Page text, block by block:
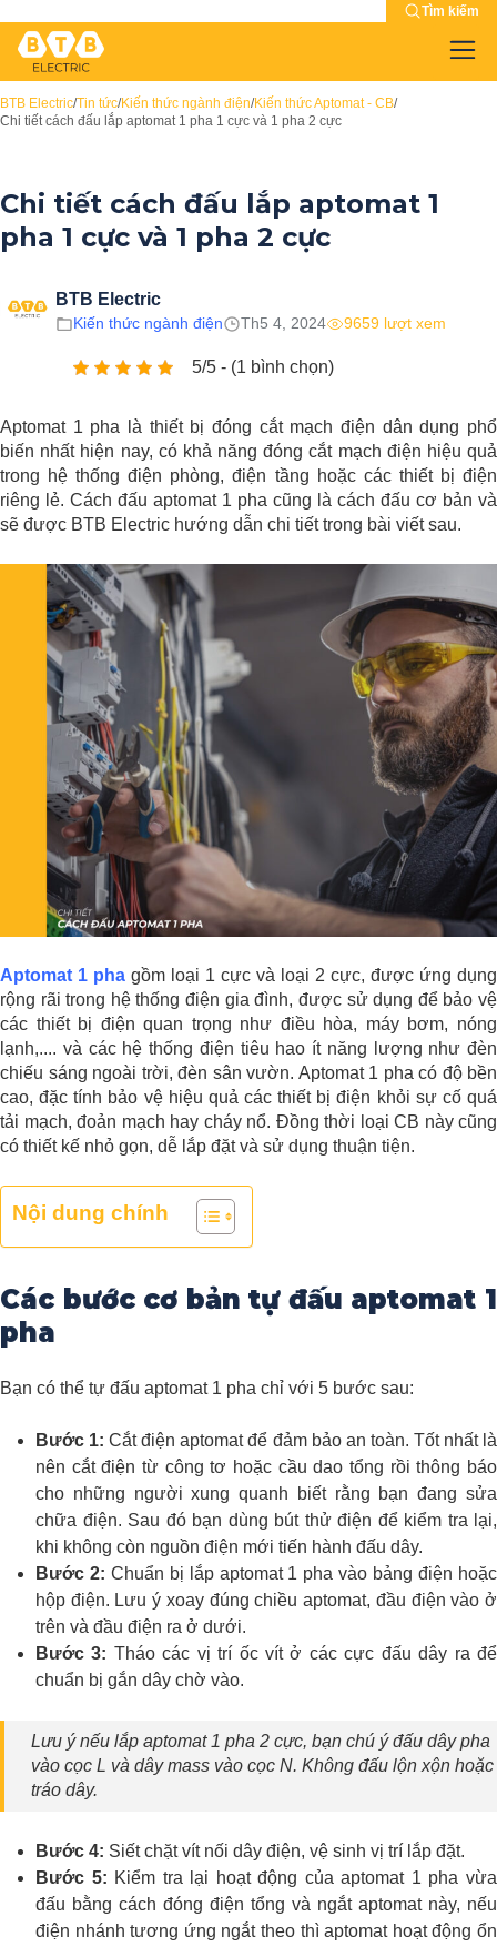
Tìm kiếm
BTB Electric/Tin tức/Kiến thức ngành điện/Kiến thức Aptomat - CB/
Chi tiết cách đấu lắp aptomat 1 pha 1 cực và 1 pha 2 cực
Chi tiết cách đấu lắp aptomat 1
pha 1 cực và 1 pha 2 cực
BTB Electric
Kiến thức ngành điện Th5 4, 2024 9659 lượt xem
5/5 - (1 bình chọn)
Aptomat 1 pha là thiết bị đóng cắt mạch điện dân dụng phổ
biến nhất hiện nay, có khả năng đóng cắt mạch điện hiệu quả
trong hệ thống điện phòng, điện tầng hoặc các thiết bị điện
riêng lẻ. Cách đấu aptomat 1 pha cũng là cách đấu cơ bản và
sẽ được BTB Electric hướng dẫn chi tiết trong bài viết sau.
Aptomat 1 pha gồm loại 1 cực và loại 2 cực, được ứng dụng
rộng rãi trong hệ thống điện gia đình, được sử dụng để bảo vệ
các thiết bị điện quan trọng như điều hòa, máy bơm, nóng
lạnh,.... và các hệ thống điện tiêu hao ít năng lượng như đèn
chiếu sáng ngoài trời, đèn sân vườn. Aptomat 1 pha có độ bền
cao, đặc tính bảo vệ hiệu quả các thiết bị điện khỏi sự cố quá
tải mạch, đoản mạch hay cháy nổ. Đồng thời loại CB này cũng
có thiết kế nhỏ gọn, dễ lắp đặt và sử dụng thuận tiện.
Nội dung chính
Các bước cơ bản tự đấu aptomat 1
pha
Bạn có thể tự đấu aptomat 1 pha chỉ với 5 bước sau:
Bước 1:Cắt điện aptomat để đảm bảo an toàn. Tốt nhất là
nên cắt điện từ công tơ hoặc cầu dao tổng rồi thông báo
cho những người xung quanh biết rằng bạn đang sửa
chữa điện. Sau đó bạn dùng bút thử điện để kiểm tra lại,
khi không còn nguồn điện mới tiến hành đấu dây.
Bước 2: Chuẩn bị lắp aptomat 1 pha vào bảng điện hoặc
hộp điện. Lưu ý xoay đúng chiều aptomat, đầu điện vào ở
trên và đầu điện ra ở dưới.
Bước 3: Tháo các vị trí ốc vít ở các cực đấu dây ra để
chuẩn bị gắn dây chờ vào.
Lưu ý nếu lắp aptomat 1 pha 2 cực, bạn chú ý đấu dây pha
vào cọc L và dây mass vào cọc N. Không đấu lộn xộn hoặc
tráo dây.
Bước 4: Siết chặt vít nối dây điện, vệ sinh vị trí lắp đặt.
Bước 5: Kiểm tra lại hoạt động của aptomat 1 pha vừa
đấu bằng cách đóng điện tổng và ngắt aptomat này, nếu
điện nhánh tương ứng ngắt theo thì aptomat hoạt động ổn